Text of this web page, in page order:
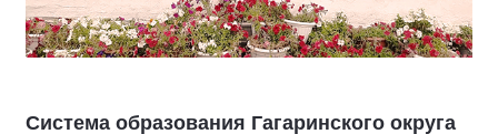
Система образования Гагаринского округа